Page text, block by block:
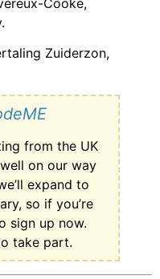
.
Zuiderzon,
from the UK
on our way
expand to
so if you’re
sign up now.
take part.